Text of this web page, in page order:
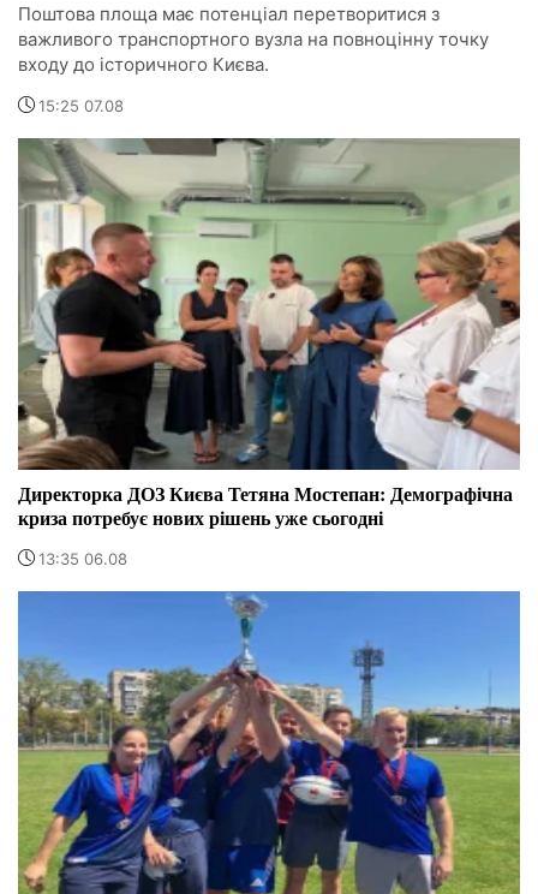
Поштова площа має потенціал перетворитися з
важливого транспортного вузла на повноцінну точку
входу до історичного Києва.
15:25 07.08
Директорка ДОЗ Києва Тетяна Мостепан: Демографічна
криза потребує нових рішень уже сьогодні
13:35 06.08